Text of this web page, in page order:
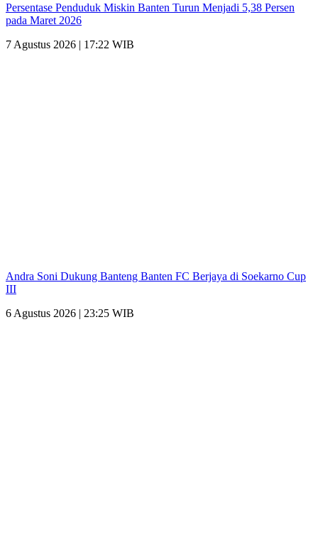
Persentase Penduduk Miskin Banten Turun Menjadi 5,38 Persen
pada Maret 2026
7 Agustus 2026 | 17:22 WIB
Andra Soni Dukung Banteng Banten FC Berjaya di Soekarno Cup
III
6 Agustus 2026 | 23:25 WIB